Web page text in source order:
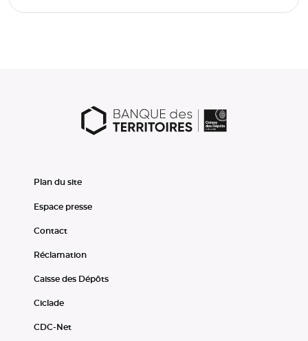
Plan du site
Espace presse
Contact
Réclamation
Caisse des Dépôts
Ciclade
CDC-Net